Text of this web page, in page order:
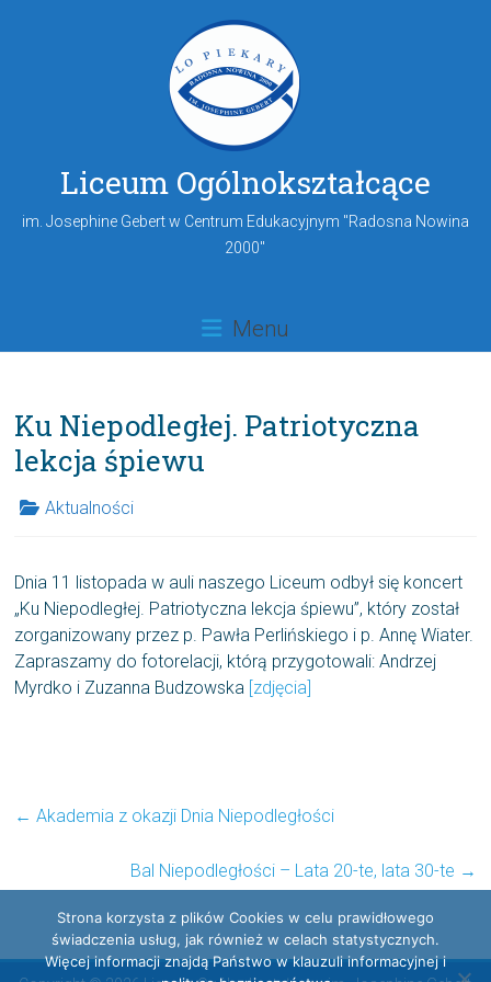
Liceum Ogólnokształcące
im. Josephine Gebert w Centrum Edukacyjnym "Radosna Nowina
2000"
Menu
Ku Niepodległej. Patriotyczna
lekcja śpiewu
Aktualności
Dnia 11 listopada w auli naszego Liceum odbył się koncert
„Ku Niepodległej. Patriotyczna lekcja śpiewu”, który został
zorganizowany przez p. Pawła Perlińskiego i p. Annę Wiater.
Zapraszamy do fotorelacji, którą przygotowali: Andrzej
Myrdko i Zuzanna Budzowska [zdjęcia]
← Akademia z okazji Dnia Niepodległości
Bal Niepodległości – Lata 20-te, lata 30-te →
Strona korzysta z plików Cookies w celu prawidłowego
świadczenia usług, jak również w celach statystycznych.
Więcej informacji znajdą Państwo w klauzuli informacyjnej i